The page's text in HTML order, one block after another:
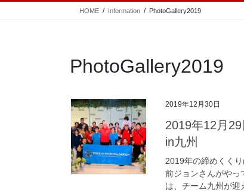
HOME Information PhotoGallery2019
PhotoGallery2019
2019年12月30日
2019年12月
in九州
2019年の締めくく
前ジョンさんがやっ
は、チーム九州が